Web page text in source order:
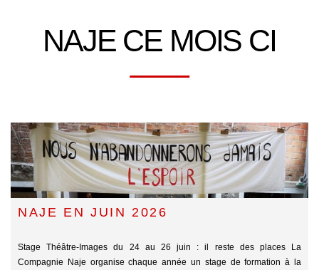
NAJE CE MOIS CI
NAJE EN JUIN 2026
Stage Théâtre-Images du 24 au 26 juin : il reste des places La
Compagnie Naje organise chaque année un stage de formation à la